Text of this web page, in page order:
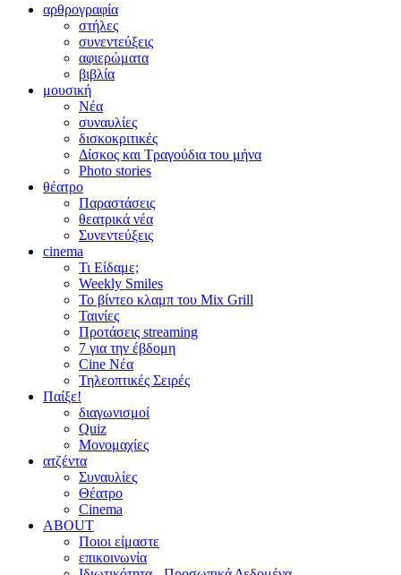
αρθρογραφία
στήλες
συνεντεύξεις
αφιερώματα
βιβλία
μουσική
Νέα
συναυλίες
δισκοκριτικές
Δίσκος και Τραγούδια του μήνα
Photo stories
θέατρο
Παραστάσεις
θεατρικά νέα
Συνεντεύξεις
cinema
Τι Είδαμε;
Weekly Smiles
Το βίντεο κλαμπ του Mix Grill
Ταινίες
Προτάσεις streaming
7 για την έβδομη
Cine Νέα
Τηλεοπτικές Σειρές
Παίξε!
διαγωνισμοί
Quiz
Μονομαχίες
ατζέντα
Συναυλίες
Θέατρο
Cinema
ABOUT
Ποιοι είμαστε
επικοινωνία